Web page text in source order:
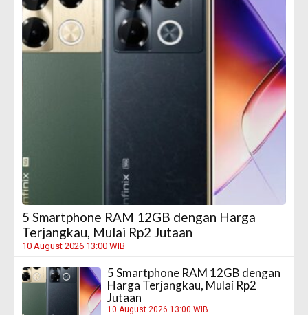
5 Smartphone RAM 12GB dengan Harga
Terjangkau, Mulai Rp2 Jutaan
10 August 2026 13:00 WIB
5 Smartphone RAM 12GB dengan
Harga Terjangkau, Mulai Rp2
Jutaan
10 August 2026 13:00 WIB